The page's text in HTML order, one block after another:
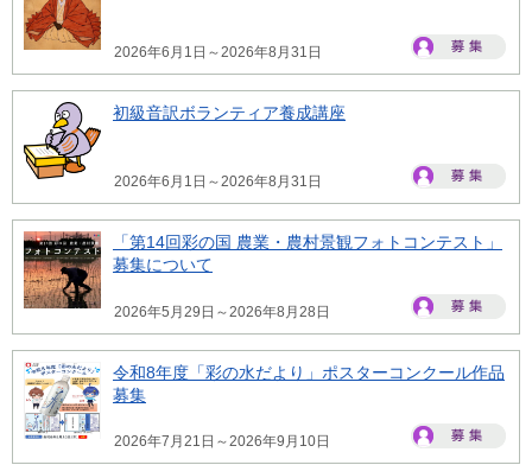
2026年6月1日～2026年8月31日
初級音訳ボランティア養成講座
2026年6月1日～2026年8月31日
「第14回彩の国 農業・農村景観フォトコンテスト」
募集について
2026年5月29日～2026年8月28日
令和8年度「彩の水だより」ポスターコンクール作品
募集
2026年7月21日～2026年9月10日